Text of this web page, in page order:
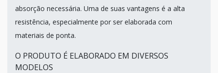
absorção necessária. Uma de suas vantagens é a alta
resistência, especialmente por ser elaborada com
materiais de ponta.
O PRODUTO É ELABORADO EM DIVERSOS
MODELOS